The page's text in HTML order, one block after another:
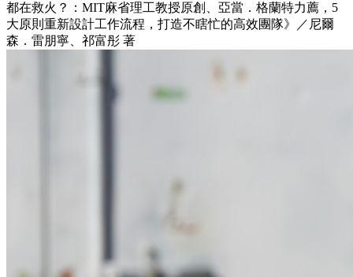
都在救火？：MIT麻省理工教授原創、亞當．格蘭特力薦，5
大原則重新設計工作流程，打造不瞎忙的高效團隊》／尼爾
森．雷朋寧、祁富彤 著